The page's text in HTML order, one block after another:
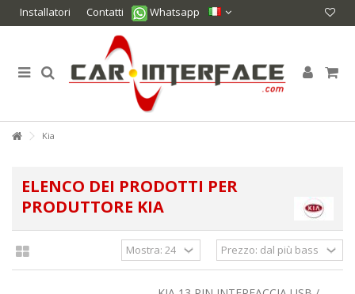
Installatori Contatti Whatsapp
Kia
ELENCO DEI PRODOTTI PER
PRODUTTORE KIA